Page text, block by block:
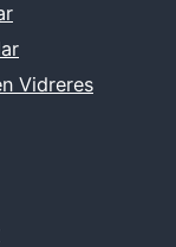
Vidreres